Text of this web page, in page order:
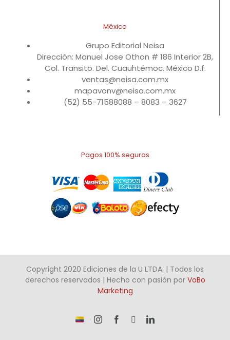
México
Grupo Editorial Neisa
Dirección: Manuel Jose Othon # 186 Interior 2B,
Col. Transito. Del. Cuauhtémoc. México D.f.
ventas@neisa.com.mx
mapavonv@neisa.com.mx
(52) 55-71588088 – 8083 – 3627
Pagos 100% seguros
Copyright 2020 Ediciones de la U LTDA. | Todos los
derechos reservados | Hecho con pasión por VoBo
Marketing
¡Somos InstagramFacebook LinkedIn